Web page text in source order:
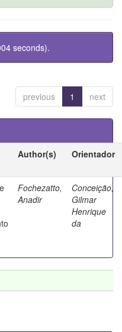
seconds).
previous 1 next
Author(s) Orientador
Fochezatto,
Anadir
Conceição,
Gilmar
Henrique
da